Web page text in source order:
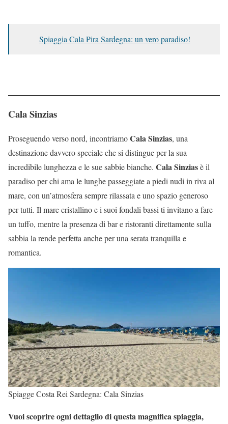
Spiaggia Cala Pira Sardegna: un vero paradiso!
Cala Sinzias
Proseguendo verso nord, incontriamoCala Sinzias, una
destinazione davvero speciale che si distingue per la sua
incredibile lunghezza e le sue sabbie bianche. Cala Sinziasè il
paradiso per chi ama le lunghe passeggiate a piedi nudi in riva al
mare, con un’atmosfera sempre rilassata e uno spazio generoso
per tutti. Il mare cristallino e i suoi fondali bassi ti invitano a fare
un tuffo, mentre la presenza di bar e ristoranti direttamente sulla
sabbia la rende perfetta anche per una serata tranquilla e
romantica.
Spiagge Costa Rei Sardegna: Cala Sinzias
Vuoi scoprire ogni dettaglio di questa magnifica spiaggia,